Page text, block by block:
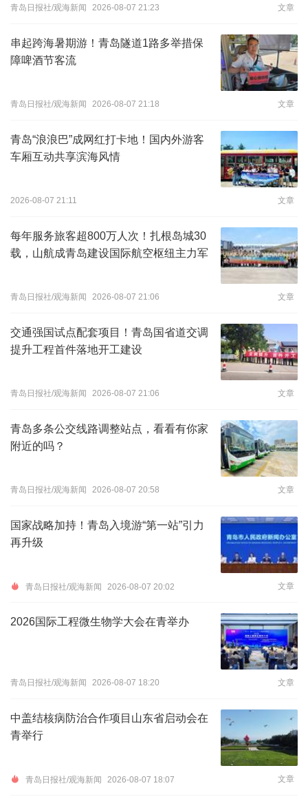
青岛日报社/观海新闻 2026-08-07 21:23 文章
串起跨海暑期游！青岛隧道1路多举措保
障啤酒节客流
青岛日报社/观海新闻 2026-08-07 21:18 文章
青岛“浪浪巴”成网红打卡地！国内外游客
车厢互动共享滨海风情
2026-08-07 21:11 文章
每年服务旅客超800万人次！扎根岛城30
载，山航成青岛建设国际航空枢纽主力军
青岛日报社/观海新闻 2026-08-07 21:06 文章
交通强国试点配套项目！青岛国省道交调
提升工程首件落地开工建设
青岛日报社/观海新闻 2026-08-07 21:06 文章
青岛多条公交线路调整站点，看看有你家
附近的吗？
青岛日报社/观海新闻 2026-08-07 20:58 文章
国家战略加持！青岛入境游“第一站”引力
再升级
青岛日报社/观海新闻 2026-08-07 20:02 文章
2026国际工程微生物学大会在青举办
青岛日报社/观海新闻 2026-08-07 18:20 文章
中盖结核病防治合作项目山东省启动会在
青举行
青岛日报社/观海新闻 2026-08-07 18:07 文章